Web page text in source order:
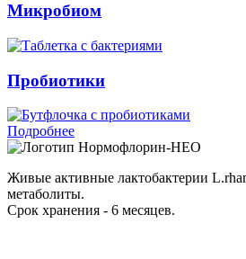
Микробиом
Пробиотики
Подробнее
Нормофлорин-НЕО
Живые активные лактобактерии
метаболиты.
Срок хранения - 6 месяцев.